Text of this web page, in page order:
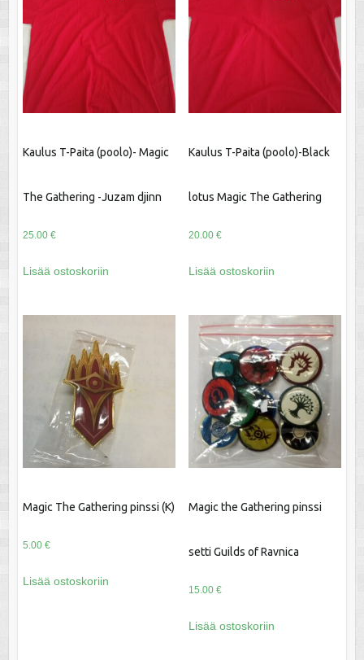
Kaulus T-Paita (poolo)- Magic
The Gathering -Juzam djinn
25.00 €
Lisää ostoskoriin
Kaulus T-Paita (poolo)-Black
lotus Magic The Gathering
20.00 €
Lisää ostoskoriin
Magic The Gathering pinssi (K)
5.00 €
Lisää ostoskoriin
Magic the Gathering pinssi
setti Guilds of Ravnica
15.00 €
Lisää ostoskoriin